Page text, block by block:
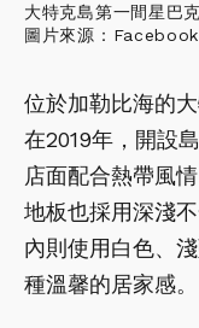
大特克島第一間星巴
圖片來源：
位於加勒比海的
在2019年，開設
店面配合熱帶風
地板也採用深淺
內則使用白色、
種溫馨的居家感。